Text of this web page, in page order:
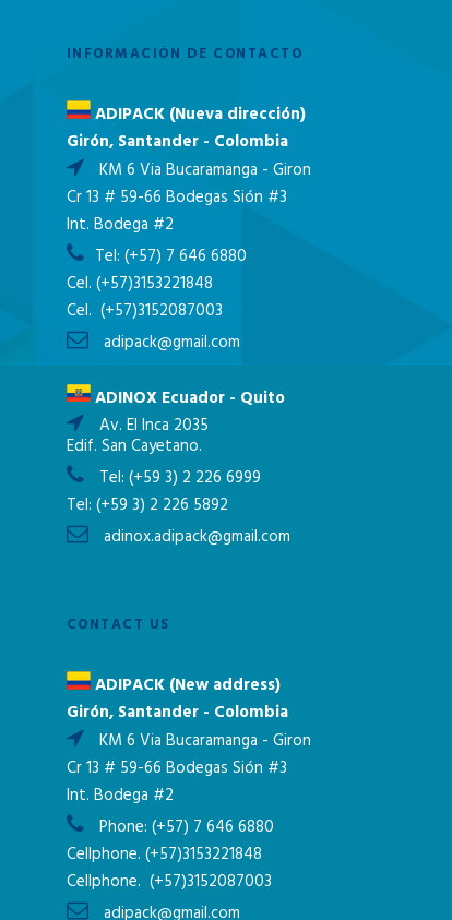
INFORMACIÓN DE CONTACTO
ADIPACK (Nueva dirección)
Girón, Santander - Colombia
KM 6 Via Bucaramanga - Giron
Cr 13 # 59-66 Bodegas Sión #3
Int. Bodega #2
Tel: (+57) 7 646 6880
Cel. (+57)3153221848
Cel. (+57)3152087003
adipack@gmail.com
ADINOX Ecuador - Quito
Av. El Inca 2035
Edif. San Cayetano.
Tel: (+59 3) 2 226 6999
Tel: (+59 3) 2 226 5892
adinox.adipack@gmail.com
CONTACT US
ADIPACK (New address)
Girón, Santander - Colombia
KM 6 Via Bucaramanga - Giron
Cr 13 # 59-66 Bodegas Sión #3
Int. Bodega #2
Phone: (+57) 7 646 6880
Cellphone. (+57)3153221848
Cellphone. (+57)3152087003
adipack@gmail.com